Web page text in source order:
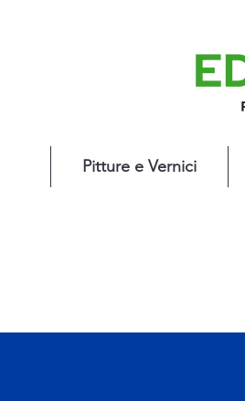
Pitture e Vernici